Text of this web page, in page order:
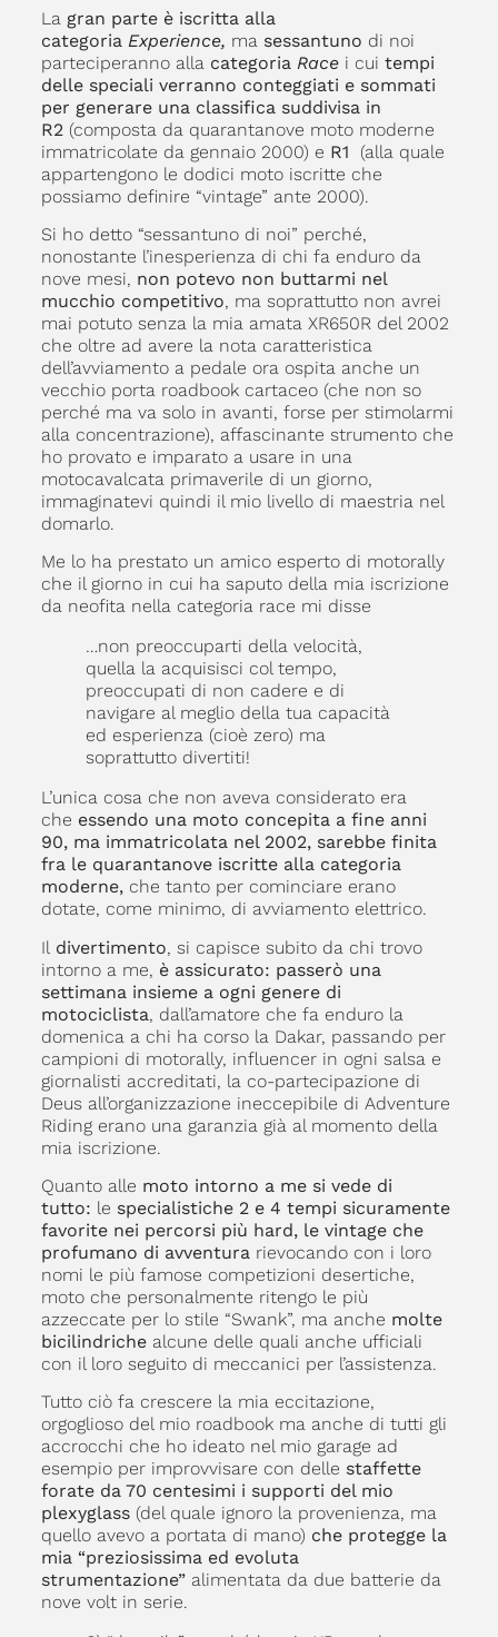
La gran parte è iscritta alla
categoria Experience, ma sessantuno di noi
parteciperanno alla categoria Race i cui tempi
delle speciali verranno conteggiati e sommati
per generare una classifica suddivisa in
R2 (composta da quarantanove moto moderne
immatricolate da gennaio 2000) e R1 (alla quale
appartengono le dodici moto iscritte che
possiamo definire “vintage” ante 2000).
Si ho detto “sessantuno di noi” perché,
nonostante l’inesperienza di chi fa enduro da
nove mesi, non potevo non buttarmi nel
mucchio competitivo, ma soprattutto non avrei
mai potuto senza la mia amata XR650R del 2002
che oltre ad avere la nota caratteristica
dell’avviamento a pedale ora ospita anche un
vecchio porta roadbook cartaceo (che non so
perché ma va solo in avanti, forse per stimolarmi
alla concentrazione), affascinante strumento che
ho provato e imparato a usare in una
motocavalcata primaverile di un giorno,
immaginatevi quindi il mio livello di maestria nel
domarlo.
Me lo ha prestato un amico esperto di motorally
che il giorno in cui ha saputo della mia iscrizione
da neofita nella categoria race mi disse
…non preoccuparti della velocità,
quella la acquisisci col tempo,
preoccupati di non cadere e di
navigare al meglio della tua capacità
ed esperienza (cioè zero) ma
soprattutto divertiti!
L’unica cosa che non aveva considerato era
che essendo una moto concepita a fine anni
90, ma immatricolata nel 2002, sarebbe finita
fra le quarantanove iscritte alla categoria
moderne, che tanto per cominciare erano
dotate, come minimo, di avviamento elettrico.
Il divertimento, si capisce subito da chi trovo
intorno a me, è assicurato: passerò una
settimana insieme a ogni genere di
motociclista, dall’amatore che fa enduro la
domenica a chi ha corso la Dakar, passando per
campioni di motorally, influencer in ogni salsa e
giornalisti accreditati, la co-partecipazione di
Deus all’organizzazione ineccepibile di Adventure
Riding erano una garanzia già al momento della
mia iscrizione.
Quanto alle moto intorno a me si vede di
tutto: le specialistiche 2 e 4 tempi sicuramente
favorite nei percorsi più hard, le vintage che
profumano di avventurarievocando con i loro
nomi le più famose competizioni desertiche,
moto che personalmente ritengo le più
azzeccate per lo stile “Swank”, ma anche molte
bicilindrichealcune delle quali anche ufficiali
con il loro seguito di meccanici per l’assistenza.
Tutto ciò fa crescere la mia eccitazione,
orgoglioso del mio roadbook ma anche di tutti gli
accrocchi che ho ideato nel mio garage ad
esempio per improvvisare con delle staffette
forate da 70 centesimi i supporti del mio
plexyglass(del quale ignoro la provenienza, ma
quello avevo a portata di mano) che protegge la
mia “preziosissima ed evoluta
strumentazione”alimentata da due batterie da
nove volt in serie.